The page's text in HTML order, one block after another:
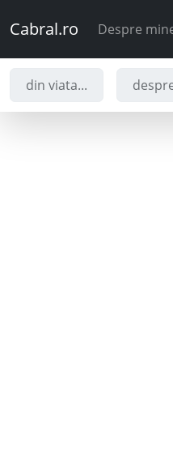
Cabral.ro Despre
din viata...